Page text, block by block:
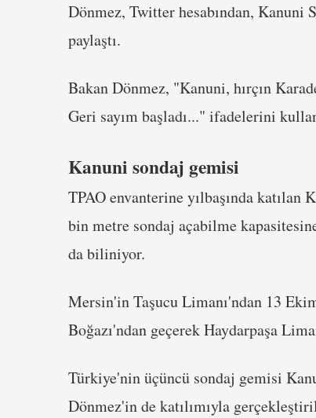
Dönmez, Twitter hesabından,
paylaştı.
Bakan Dönmez, "Kanuni, hırçın
Geri sayım başladı..." ifadelerini
Kanuni sondaj gemisi
TPAO envanterine yılbaşında
bin metre sondaj açabilme
da biliniyor.
Mersin'in Taşucu Limanı'ndan 13
Boğazı'ndan geçerek Haydarpaşa
Türkiye'nin üçüncü sondaj gemisi
Dönmez'in de katılımıyla